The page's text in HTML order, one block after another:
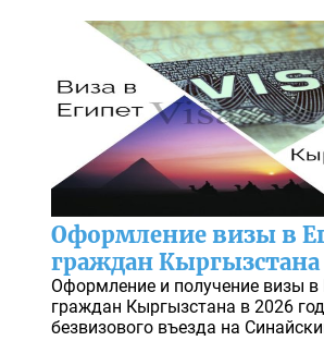
Оформление визы в
граждан Кыргызстана
Оформление и получение визы в
граждан Кыргызстана в 2026
безвизового въезда на